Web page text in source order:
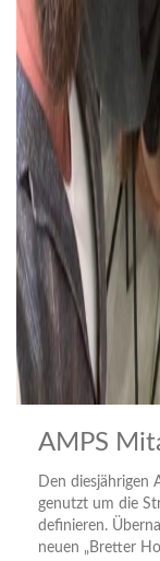
AMPS
Den diesjährigen
genutzt um die
definieren.
neuen „Bretter